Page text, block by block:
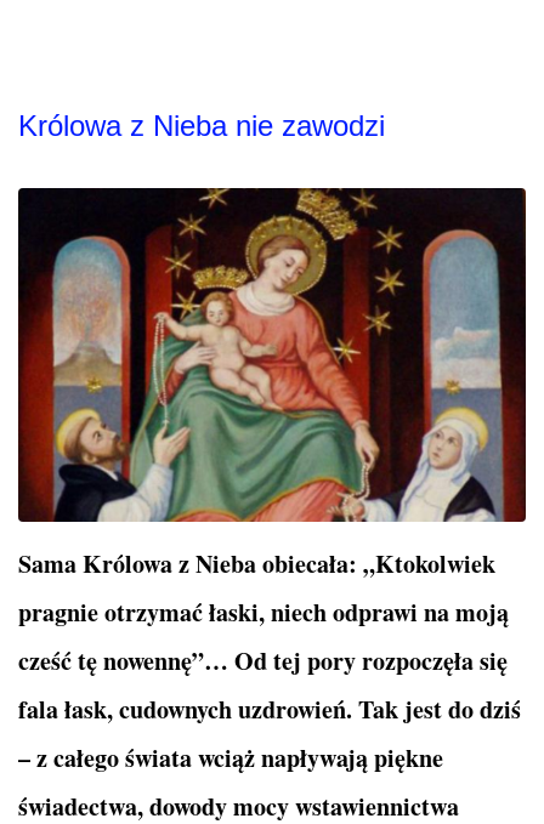
Królowa z Nieba nie zawodzi
Sama Królowa z Nieba obiecała: „Ktokolwiek
pragnie otrzymać łaski, niech odprawi na moją
cześć tę nowennę”… Od tej pory rozpoczęła się
fala łask, cudownych uzdrowień. Tak jest do dziś
– z całego świata wciąż napływają piękne
świadectwa, dowody mocy wstawiennictwa